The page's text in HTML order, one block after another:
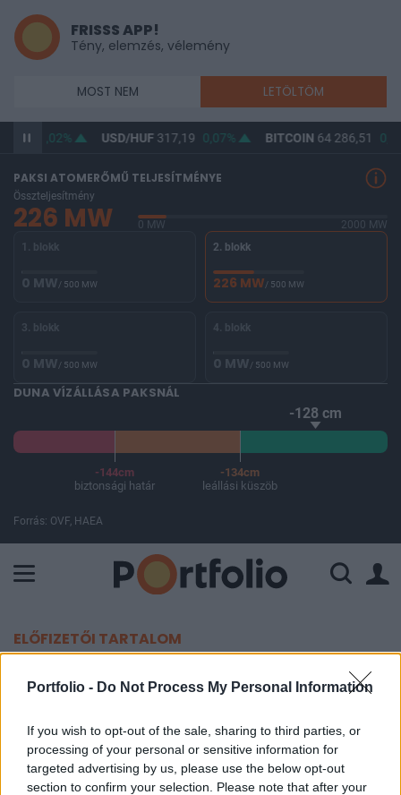
Portfolio - Do Not Process My Personal Information
If you wish to opt-out of the sale, sharing to third parties, or
processing of your personal or sensitive information for
targeted advertising by us, please use the below opt-out
section to confirm your selection. Please note that after your
FRISSS APP!
Tény, elemzés, vélemény
MOST NEM LETÖLTÖM
0,02% USD/HUF317,19 0,07% BITCOIN 64 286,51
PAKSI ATOMERŐMŰ TELJESÍTMÉNYE
Összteljesítmény
226 MW 0 MW
2000 MW
1. blokk
0 MW/ 500 MW
2. blokk
226 MW/ 500 MW
3. blokk
0 MW/ 500 MW
4. blokk
0 MW/ 500 MW
DUNA VÍZÁLLÁSA PAKSNÁL
-128 cm
-144cm
biztonsági határ
-134cm
leállási küszöb
Forrás: OVF, HAEA
ELŐFIZETŐI TARTALOM
Több százezer forintot hagynak a
ennyit kell tenni érte
MTI